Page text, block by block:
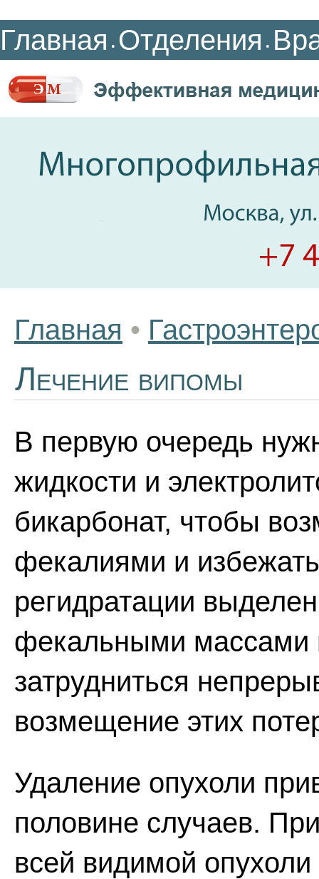
Главная • Отделения •
Главная •
Лечение випомы
В первую очередь
жидкости и
бикарбонат, чтобы
фекалиями и
регидратации
фекальными массами
затрудниться
возмещение этих
Удаление опухоли
половине случаев.
всей видимой